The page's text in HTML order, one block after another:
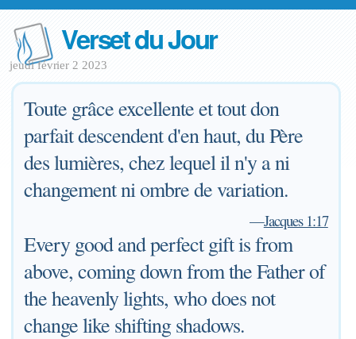
Verset du Jour
jeudi février 2 2023
Toute grâce excellente et tout don
parfait descendent d'en haut, du Père
des lumières, chez lequel il n'y a ni
changement ni ombre de variation.
—Jacques 1:17
Every good and perfect gift is from
above, coming down from the Father of
the heavenly lights, who does not
change like shifting shadows.